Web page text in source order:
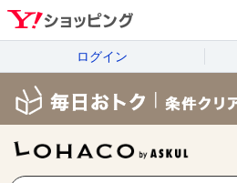
ログイン